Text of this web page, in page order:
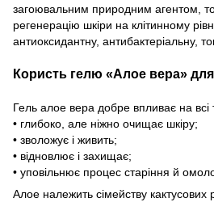
загоювальним природним агентом,
регенерацію шкіри на клітинному
антиоксидантну, антибактеріальну,
Користь гелю «Алое вера»
Гель алое вера добре впливає на всі
• глибоко, але ніжно очищає шкіру;
• зволожує і живить;
• відновлює і захищає;
• уповільнює процес старіння й
Алое належить сімейству кактусових